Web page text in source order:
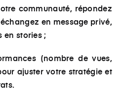
communauté, répondez
en message privé,
en stories ;
(nombre de vues,
ajuster votre stratégie et